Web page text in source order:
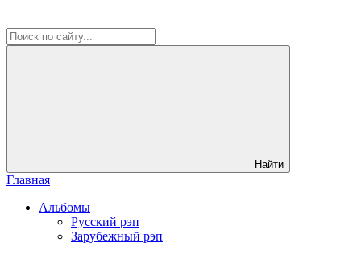
Найти
Главная
Альбомы
Русский рэп
Зарубежный рэп